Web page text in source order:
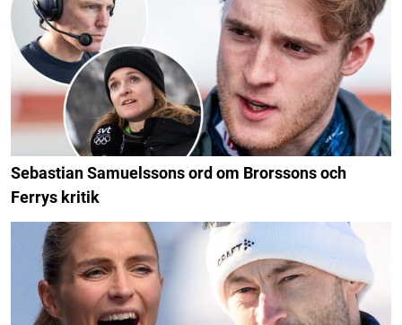
Sebastian Samuelssons ord om Brorssons och
Ferrys kritik